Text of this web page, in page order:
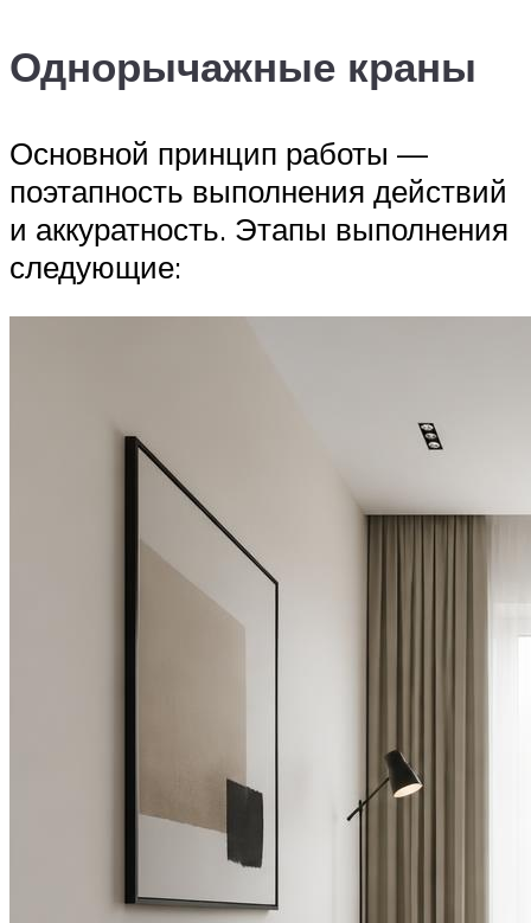
Однорычажные краны
Основной принцип работы —
поэтапность выполнения действий
и аккуратность. Этапы выполнения
следующие: